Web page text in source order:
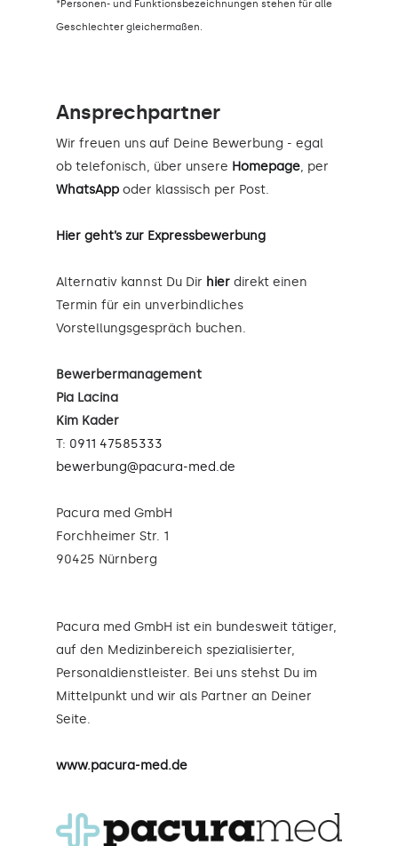
*Personen- und Funktionsbezeichnungen stehen für alle
Geschlechter gleichermaßen.
Ansprechpartner
Wir freuen uns auf Deine Bewerbung - egal
ob telefonisch, über unsere Homepage, per
WhatsApp oder klassisch per Post.
Hier geht’s zur Expressbewerbung
Alternativ kannst Du Dir hier direkt einen
Termin für ein unverbindliches
Vorstellungsgespräch buchen.
Bewerbermanagement
Pia Lacina
Kim Kader
T: 0911 47585333
bewerbung@pacura-med.de
Pacura med GmbH
Forchheimer Str. 1
90425 Nürnberg
Pacura med GmbH ist ein bundesweit tätiger,
auf den Medizinbereich spezialisierter,
Personaldienstleister. Bei uns stehst Du im
Mittelpunkt und wir als Partner an Deiner
Seite.
www.pacura-med.de